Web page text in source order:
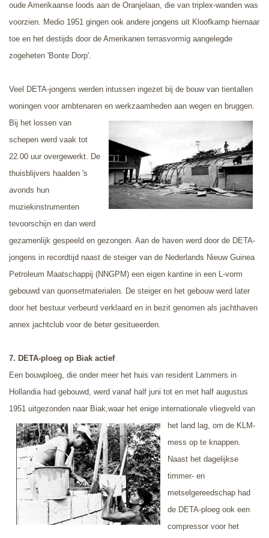
oude Amerikaanse loods aan de Oranjelaan, die van triplex-wanden was
voorzien. Medio 1951 gingen ook andere jongens uit Kloofkamp hiernaar
toe en het destijds door de Amerikanen terrasvormig aangelegde
zogeheten 'Bonte Dorp'.
Veel DETA-jongens werden intussen ingezet bij de bouw van tientallen
woningen voor ambtenaren en werkzaamheden aan wegen en bruggen.
Bij het lossen van
schepen werd vaak tot
22.00 uur overgewerkt. De
thuisblijvers haalden 's
avonds hun
muziekinstrumenten
tevoorschijn en dan werd
gezamenlijk gespeeld en gezongen. Aan de haven werd door de DETA-
jongens in recordtijd naast de steiger van de Nederlands Nieuw Guinea
Petroleum Maatschappij (NNGPM) een eigen kantine in een L-vorm
gebouwd van quonsetmaterialen. De steiger en het gebouw werd later
door het bestuur verbeurd verklaard en in bezit genomen als jachthaven
annex jachtclub voor de beter gesitueerden.
7. DETA-ploeg op Biak actief
Een bouwploeg, die onder meer het huis van resident Lammers in
Hollandia had gebouwd, werd vanaf half juni tot en met half augustus
1951 uitgezonden naar Biak,waar het enige internationale vliegveld van
het land lag, om de KLM-
mess op te knappen.
Naast het dagelijkse
timmer- en
metselgereedschap had
de DETA-ploeg ook een
compressor voor het